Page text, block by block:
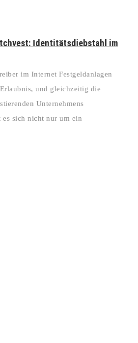
Identitätsdiebstahl im
im Internet Festgeldanlagen
und gleichzeitig die
Unternehmens
es sich nicht nur um ein